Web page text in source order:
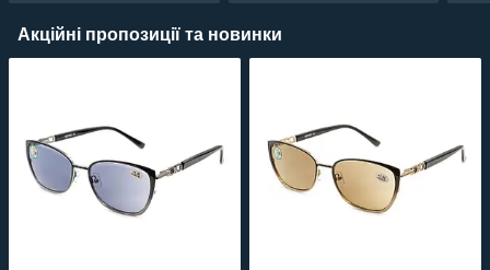
Акційні пропозиції та новинки